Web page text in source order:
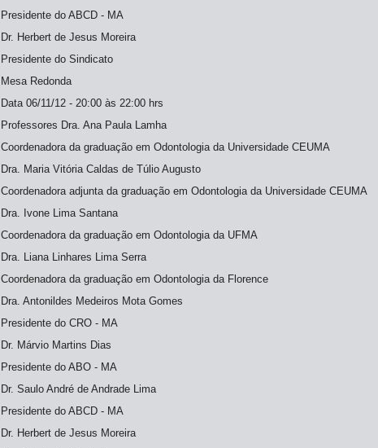
Presidente do ABCD - MA
Dr. Herbert de Jesus Moreira
Presidente do Sindicato
Mesa Redonda
Data 06/11/12 - 20:00 às 22:00 hrs
Professores Dra. Ana Paula Lamha
Coordenadora da graduação em Odontologia da Universidade CEUMA
Dra. Maria Vitória Caldas de Túlio Augusto
Coordenadora adjunta da graduação em Odontologia da Universidade CEUMA
Dra. Ivone Lima Santana
Coordenadora da graduação em Odontologia da UFMA
Dra. Liana Linhares Lima Serra
Coordenadora da graduação em Odontologia da Florence
Dra. Antonildes Medeiros Mota Gomes
Presidente do CRO - MA
Dr. Márvio Martins Dias
Presidente do ABO - MA
Dr. Saulo André de Andrade Lima
Presidente do ABCD - MA
Dr. Herbert de Jesus Moreira